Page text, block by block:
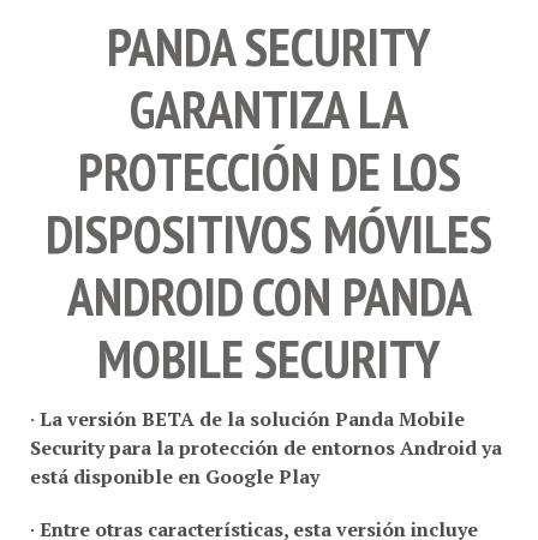
PANDA SECURITY
GARANTIZA LA
PROTECCIÓN DE LOS
DISPOSITIVOS MÓVILES
ANDROID CON PANDA
MOBILE SECURITY
La versión BETA de la solución Panda Mobile
Security para la protección de entornos Android ya
está disponible en Google Play
Entre otras características, esta versión incluye